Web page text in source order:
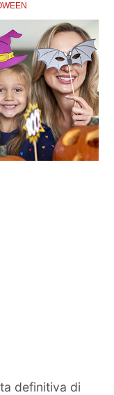
definitiva di